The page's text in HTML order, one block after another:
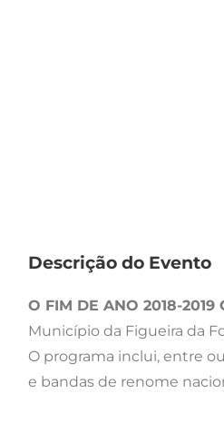
Descrição do Evento
O FIM DE ANO 2018-2019
Município da Figueira da
O programa inclui, entre
e bandas de renome